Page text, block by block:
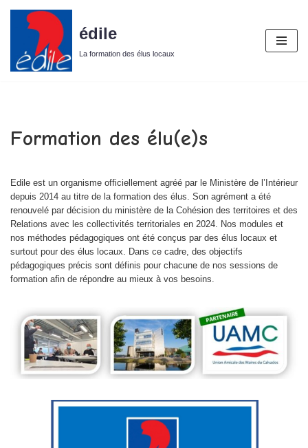
contenu
édile
La formation des élus locaux
Formation des élu(e)s
Edile est un organisme officiellement agréé par le Ministère de l’Intérieur
depuis 2014 au titre de la formation des élus. Son agrément a été
renouvelé par décision du ministère de la Cohésion des territoires et des
Relations avec les collectivités territoriales en 2024. Nos modules et
nos méthodes pédagogiques ont été conçus par des élus locaux et
surtout pour des élus locaux. Dans ce cadre, des objectifs
pédagogiques précis sont définis pour chacune de nos sessions de
formation afin de répondre au mieux à vos besoins.